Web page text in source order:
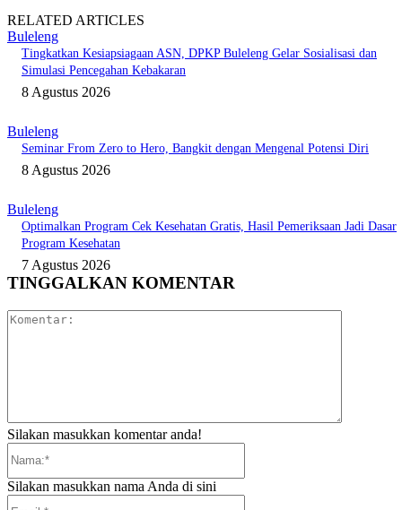
RELATED ARTICLES
Buleleng
Tingkatkan Kesiapsiagaan ASN, DPKP Buleleng Gelar Sosialisasi dan
Simulasi Pencegahan Kebakaran
8 Agustus 2026
Buleleng
Seminar From Zero to Hero, Bangkit dengan Mengenal Potensi Diri
8 Agustus 2026
Buleleng
Optimalkan Program Cek Kesehatan Gratis, Hasil Pemeriksaan Jadi Dasar
Program Kesehatan
7 Agustus 2026
TINGGALKAN KOMENTAR
Silakan masukkan komentar anda!
Silakan masukkan nama Anda di sini